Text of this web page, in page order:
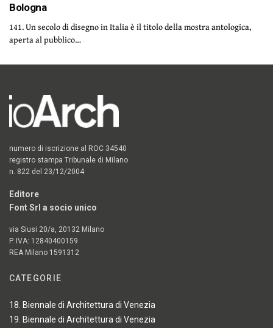
Bologna
141. Un secolo di disegno in Italia è il titolo della mostra antologica,
aperta al pubblico…
numero di iscrizione al ROC 34540
registro stampa Tribunale di Milano
n. 822 del 23/12/2004
Editore
Font Srl a socio unico
via Siusi 20/a, 20132 Milano
P. IVA: 12840400159
REA Milano 1591312
CATEGORIE
18. Biennale di Architettura di Venezia
19. Biennale di Architettura di Venezia